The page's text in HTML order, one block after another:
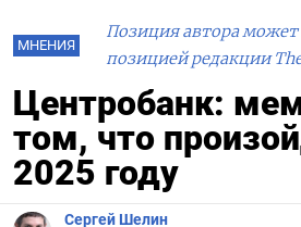
МНЕНИЯ
Позиция автора может
позицией редакции
Центробанк:
том, что
2025 году
Сергей Шелин